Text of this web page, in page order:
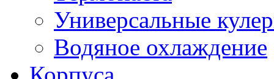
Универсальные
Водяное охлаждение